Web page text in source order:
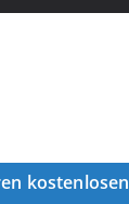
kostenlosen